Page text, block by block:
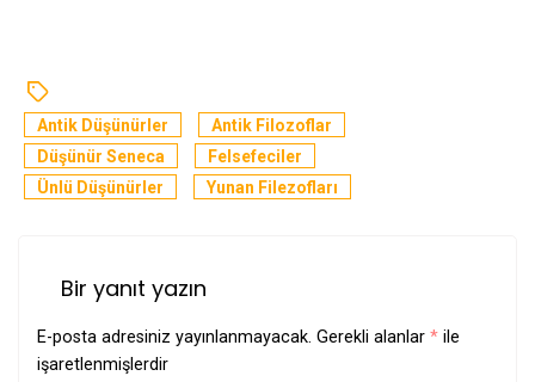
Antik Düşünürler
Antik Filozoflar
Düşünür Seneca
Felsefeciler
Ünlü Düşünürler
Yunan Filezofları
Bir yanıt yazın
E-posta adresiniz yayınlanmayacak. Gerekli alanlar * ile
işaretlenmişlerdir